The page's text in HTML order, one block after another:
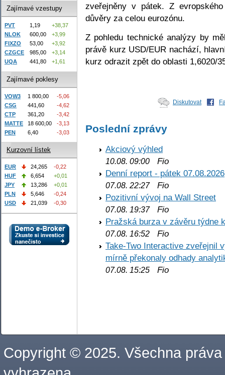
zveřejněny v pátek. Z
důvěry za celou eurozónu.
Z pohledu technické analýzy by
právě kurz USD/EUR nachází,
kurz odrazit zpět do oblasti 1,6020/
Diskutovat
Poslední zprávy
Akciový výhled
10.08. 09:00 Fio
Denní report - pátek 07.08.2026
07.08. 22:27Fio
Pozitivní vývoj na Wall Street
07.08. 19:37Fio
Pražská burza v závěru týdne
07.08. 16:52 Fio
Take-Two Interactive zveřejnil
mírně překonaly odhady
07.08. 15:25 Fio
Zajímavé vzestupy
PVT 1,19
+38,37
NLOK
600,00
+3,99
FIXZO
53,00
+3,92
CZGCE
985,00
+3,14
UQA
441,80 +1,61
Zajímavé poklesy
VOW3 1 800,00
-5,06
CSG
441,60
-4,62
CTP
361,20
-3,42
MATTE
18 600,00
-3,13
PEN
6,40 -3,03
Kurzovní lístek
EUR 24,265
-0,22
HUF
6,654
+0,01
JPY
13,286
+0,01
PLN
5,646
-0,24
USD
21,039 -0,30
Copyright © 2025. Všechna práva